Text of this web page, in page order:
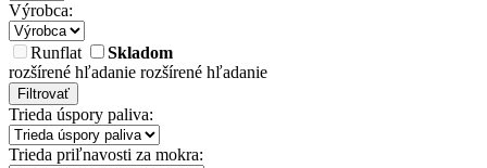
Výrobca:
Runflat
Skladom
rozšírené hľadanie rozšírené hľadanie
Filtrovať
Trieda úspory paliva:
Trieda priľnavosti za mokra: